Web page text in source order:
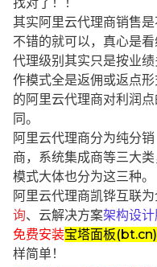
其实阿里云代理商销售
不错的就可以，真心是
代理级别其实只是按业
作模式全是返佣或返点
的阿里云代理商对利润
同。
阿里云代理商分为纯分
商，系统集成商等三大
模式大体也分为这三种。
阿里云代理商凯铧互联
询、云解决方案架构设
免费安装宝塔面板(bt.cn)
样简单！